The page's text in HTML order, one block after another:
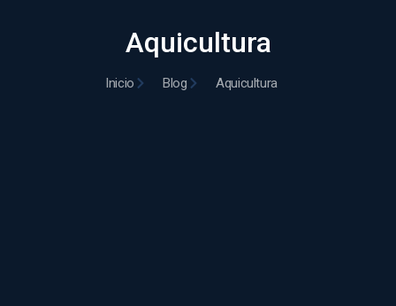
Aquicultura
Inicio Blog Aquicultura